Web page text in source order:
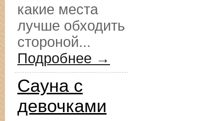
какие места
лучше обходить
стороной...
Подробнее →
Сауна с
девочками